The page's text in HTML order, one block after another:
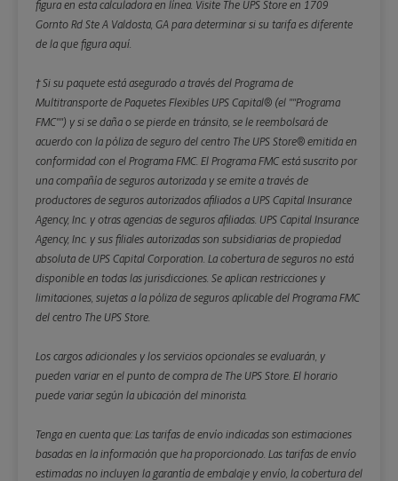
figura en esta calculadora en línea. Visite The UPS Store en 1709
Gornto Rd Ste A Valdosta, GA para determinar si su tarifa es diferente
de la que figura aquí.
† Si su paquete está asegurado a través del Programa de
Multitransporte de Paquetes Flexibles UPS Capital® (el ""Programa
FMC"") y si se daña o se pierde en tránsito, se le reembolsará de
acuerdo con la póliza de seguro del centro The UPS Store® emitida en
conformidad con el Programa FMC. El Programa FMC está suscrito por
una compañía de seguros autorizada y se emite a través de
productores de seguros autorizados afiliados a UPS Capital Insurance
Agency, Inc. y otras agencias de seguros afiliadas. UPS Capital Insurance
Agency, Inc. y sus filiales autorizadas son subsidiarias de propiedad
absoluta de UPS Capital Corporation. La cobertura de seguros no está
disponible en todas las jurisdicciones. Se aplican restricciones y
limitaciones, sujetas a la póliza de seguros aplicable del Programa FMC
del centro The UPS Store.
Los cargos adicionales y los servicios opcionales se evaluarán, y
pueden variar en el punto de compra de The UPS Store. El horario
puede variar según la ubicación del minorista.
Tenga en cuenta que: Las tarifas de envío indicadas son estimaciones
basadas en la información que ha proporcionado. Las tarifas de envío
estimadas no incluyen la garantía de embalaje y envío, la cobertura del